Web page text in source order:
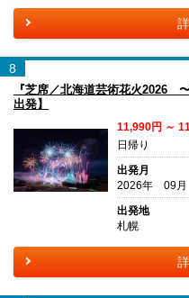
8
『芝席／北海道芸術花火2026
出発】
11,990円 ～
日帰り
出発月
2026年 09月
出発地
札幌